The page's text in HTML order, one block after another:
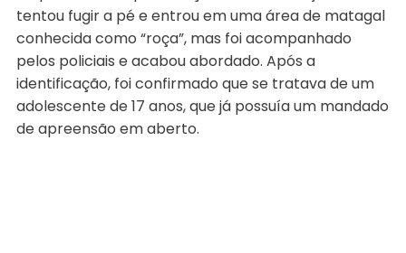
tentou fugir a pé e entrou em uma área de matagal
conhecida como “roça”, mas foi acompanhado
pelos policiais e acabou abordado. Após a
identificação, foi confirmado que se tratava de um
adolescente de 17 anos, que já possuía um mandado
de apreensão em aberto.